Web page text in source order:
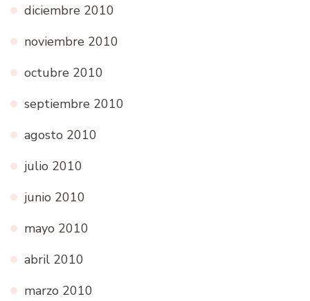
diciembre 2010
noviembre 2010
octubre 2010
septiembre 2010
agosto 2010
julio 2010
junio 2010
mayo 2010
abril 2010
marzo 2010